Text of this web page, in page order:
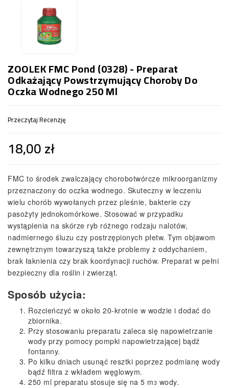
ZOOLEK FMC Pond (0328) - Preparat
Odkażający Powstrzymujący Choroby Do
Oczka Wodnego 250 Ml
Przeczytaj Recenzję
18,00 zł
FMC to środek zwalczający chorobotwórcze mikroorganizmy
przeznaczony do oczka wodnego. Skuteczny w leczeniu
wielu chorób wywołanych przez pleśnie, bakterie czy
pasożyty jednokomórkowe. Stosować w przypadku
wystąpienia na skórze ryb różnego rodzaju nalotów,
nadmiernego śluzu czy postrzępionych płetw. Tym objawom
zewnętrznym towarzyszą także problemy z oddychaniem,
brak łaknienia czy brak koordynacji ruchów. Preparat w pełni
bezpieczny dla roślin i zwierząt.
Sposób użycia:
Rozcieńczyć w około 20-krotnie w wodzie i dodać do
zbiornika.
Przy stosowaniu preparatu zaleca się napowietrzanie
wody przy pomocy pompki napowietrzającej bądź
fontanny.
Po kilku dniach usunąć resztki poprzez podmianę wody
bądź filtra z wkładem węglowym.
250 ml preparatu stosuje się na 5 m3 wody.